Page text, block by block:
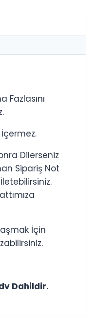
Fazlasını
Dilerseniz
Sipariş Not
İçin
Dahildir.